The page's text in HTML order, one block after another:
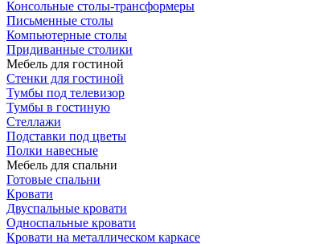
Консольные столы-трансформеры
Письменные столы
Компьютерные столы
Придиванные столики
Мебель для гостиной
Стенки для гостиной
Тумбы под телевизор
Тумбы в гостиную
Стеллажи
Подставки под цветы
Полки навесные
Мебель для спальни
Готовые спальни
Кровати
Двуспальные кровати
Односпальные кровати
Кровати на металлическом каркасе